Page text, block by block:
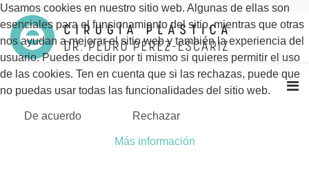
Usamos cookies en nuestro sitio web. Algunas de ellas son
esenciales para el funcionamiento del sitio, mientras que otras
nos ayudan a mejorar el sitio web y también la experiencia del
usuario. Puedes decidir por ti mismo si quieres permitir el uso
de las cookies. Ten en cuenta que si las rechazas, puede que
no puedas usar todas las funcionalidades del sitio web.
De acuerdo Rechazar
Más información